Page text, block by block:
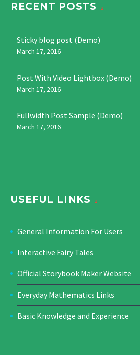
RECENT POSTS
Sticky blog post (Demo)
March 17, 2016
Post With Video Lightbox (Demo)
March 17, 2016
Fullwidth Post Sample (Demo)
March 17, 2016
USEFUL LINKS
General Information For Users
Interactive Fairy Tales
Official Storybook Maker Website
Everyday Mathematics Links
Basic Knowledge and Experience